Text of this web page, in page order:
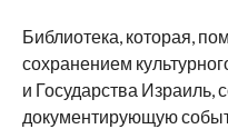
Библиотека, которая,
сохранением
и Государства Израиль,
документирующую